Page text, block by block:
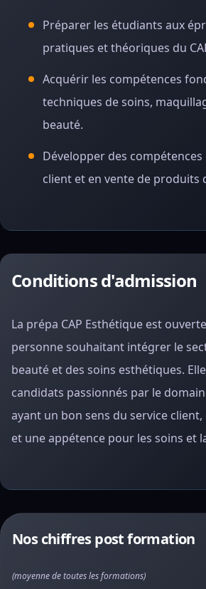
Préparer les étudiants aux
pratiques et théoriques du
Acquérir les compétences
techniques de soins,
beauté.
Développer des
client et en vente de produits
Conditions d'admission
La prépa CAP Esthétique est
personne souhaitant intégrer le
beauté et des soins esthétiques.
candidats passionnés par le
ayant un bon sens du service
et une appétence pour les soins et
Nos chiffres post formation
(moyenne de toutes les formations)